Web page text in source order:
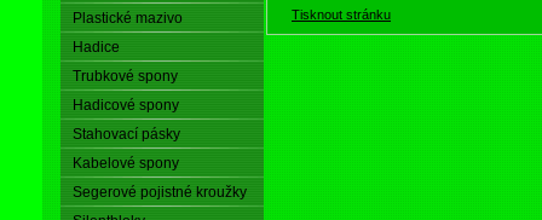
Plastické mazivo
Hadice
Trubkové spony
Hadicové spony
Stahovací pásky
Kabelové spony
Segerové pojistné kroužky
Tisknout stránku